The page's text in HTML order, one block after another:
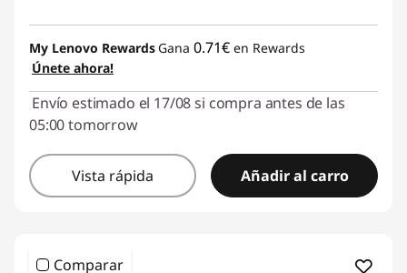
My Lenovo Rewards Gana 0.71€ en Rewards
Únete ahora!
Envío estimado el 17/08 si compra antes de las
05:00 tomorrow
Vista rápida Añadir al carro
Comparar